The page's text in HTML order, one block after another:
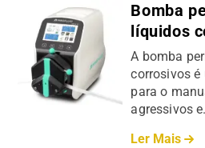
Bomba
líquidos
A bomba
corrosivos
para o
agressivos
Ler Mais